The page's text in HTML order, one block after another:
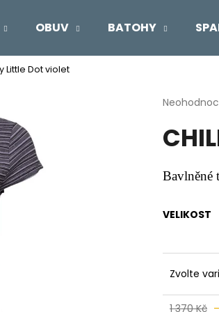
OBUV BATOHY
Little Dot violet
Průměrné
produktu
je
z
5
Bavlněné
VELIKOST
Zvolte
1 370 Kč
Co potřebujete najít?